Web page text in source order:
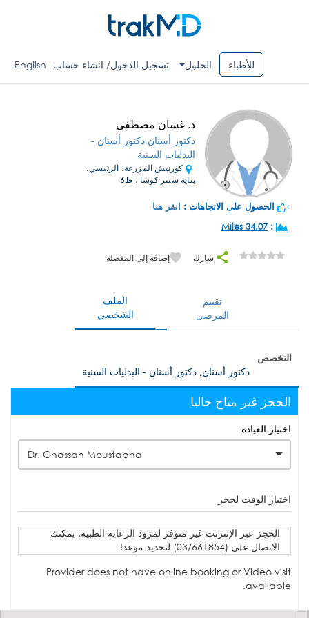
للأطباء الحلول تسجيل الدخول/ انشاء حساب English
د. غسان مصطفى
دكتور أسنان,دكتور أسنان -
البدليات السنية
كورنيش المزرعة، الرئيسي،
بناية سنتر كوسا ، ط6
الحصول على الاتجاهات : انقر هنا
:
34.07 Miles
شارك إضافة إلى المفضلة
الملف
الشخصي
تقييم
المرضى
التخصص
دكتور أسنان, دكتور أسنان - البدليات السنية
الحجز غير متاح حاليا
اختيار العيادة
Dr. Ghassan Moustapha
اختيار الوقت لحجز
الحجز عبر الإنترنت غير متوفر لمزود الرعاية الطبية. يمكنك
الاتصال على (03/661854) لتحديد موعد!
Provider does not have online booking or Video visit
available.